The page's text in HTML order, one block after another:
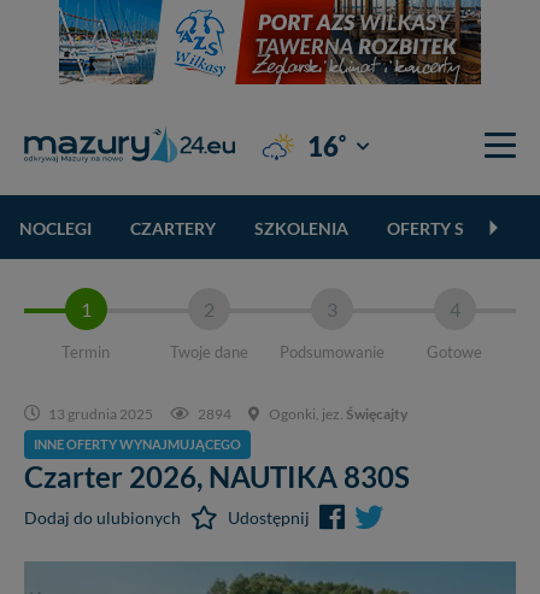
16° Giżycko
NOCLEGI CZARTERY SZKOLENIA OFERTY
1
Termin
2
Twoje dane
3
Podsumowanie
4
Gotowe
13 grudnia 2025 2894 Ogonki, jez. Święcajty
INNE OFERTY WYNAJMUJĄCEGO
Czarter 2026, NAUTIKA 830S
Dodaj do ulubionych Udostępnij